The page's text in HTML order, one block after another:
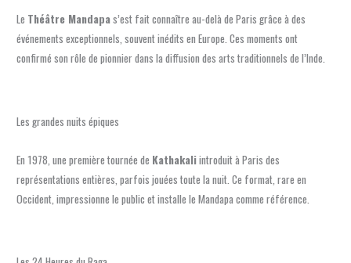
Le Théâtre Mandapas’est fait connaître au-delà de Paris grâce à des
événements exceptionnels, souvent inédits en Europe. Ces moments ont
confirmé son rôle de pionnier dans la diffusion des arts traditionnels de l’Inde.
Les grandes nuits épiques
En 1978, une première tournée de Kathakaliintroduit à Paris des
représentations entières, parfois jouées toute la nuit. Ce format, rare en
Occident, impressionne le public et installe le Mandapa comme référence.